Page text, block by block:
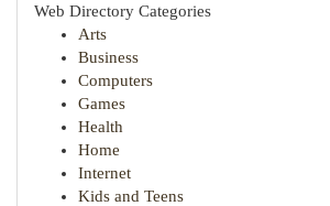
Web Directory Categories
Arts
Business
Computers
Games
Health
Home
Internet
Kids and Teens